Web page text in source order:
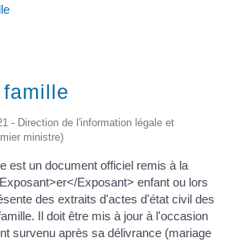
- Direction de l'information légale et
ministre)
est un document officiel remis à la
Exposant> enfant ou lors
des extraits d'actes d'état civil des
Il doit être mis à jour à l'occasion
survenu après sa délivrance (mariage